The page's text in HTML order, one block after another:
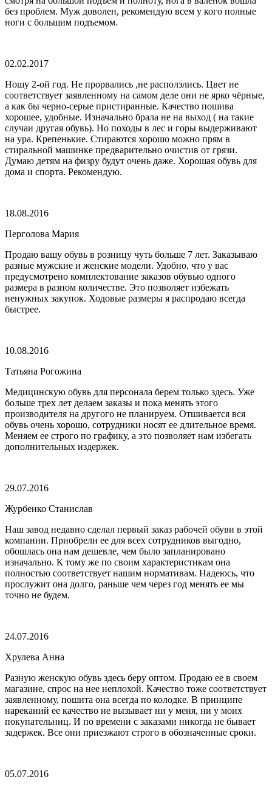
без проблем. Муж доволен, рекомендую всем у кого полные
ноги с большим подъемом.
02.02.2017
Ношу 2-ой год. Не прорвались ,не расползлись. Цвет не
соответствует заявленному на самом деле они не ярко чёрные,
а как бы черно-серые пристиранные. Качество пошива
хорошее, удобные. Изначально брала не на выход ( на такие
случаи другая обувь). Но походы в лес и горы выдерживают
на ура. Крепенькие. Стираются хорошо можно прям в
стиральной машинке предварительно очистив от грязи.
Думаю детям на физру будут очень даже. Хорошая обувь для
дома и спорта. Рекомендую.
18.08.2016
Перголова Мария
Продаю вашу обувь в розницу чуть больше 7 лет. Заказываю
разные мужские и женские модели. Удобно, что у вас
предусмотрено комплектование заказов обувью одного
размера в разном количестве. Это позволяет избежать
ненужных закупок. Ходовые размеры я распродаю всегда
быстрее.
10.08.2016
Татьяна Рогожина
Медицинскую обувь для персонала берем только здесь. Уже
больше трех лет делаем заказы и пока менять этого
производителя на другого не планируем. Отшивается вся
обувь очень хорошо, сотрудники носят ее длительное время.
Меняем ее строго по графику, а это позволяет нам избегать
дополнительных издержек.
29.07.2016
Журбенко Станислав
Наш завод недавно сделал первый заказ рабочей обуви в этой
компании. Приобрели ее для всех сотрудников выгодно,
обошлась она нам дешевле, чем было запланировано
изначально. К тому же по своим характеристикам она
полностью соответствует нашим нормативам. Надеюсь, что
прослужит она долго, раньше чем через год менять ее мы
точно не будем.
24.07.2016
Хрулева Анна
Разную женскую обувь здесь беру оптом. Продаю ее в своем
магазине, спрос на нее неплохой. Качество тоже соответствует
заявленному, пошита она всегда по колодке. В принципе
нареканий ее качество не вызывает ни у меня, ни у моих
покупательниц. И по времени с заказами никогда не бывает
задержек. Все они приезжают строго в обозначенные сроки.
05.07.2016